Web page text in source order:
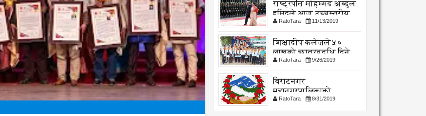
राष्ट्रपति मोहम्मद अब्दुल
हमिदले आज उच्चस्तरीय
भेटवार्ता गर्नु हुदै,
RatoTara 11/13/2019
शिक्षादीप कलेजले ५०
लाखको छात्रवृद्धि दिने
घोषणा
RatoTara 9/26/2019
बिराटनगर
महानगरपालिकाको
सार्वजनिक -सुचना
RatoTara 8/31/2019